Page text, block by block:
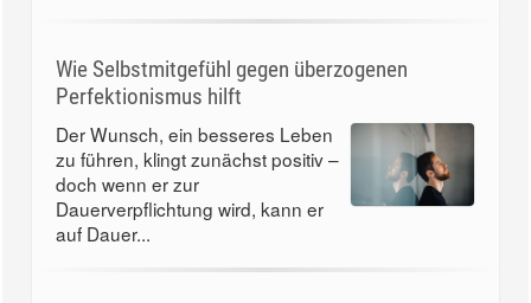
Wie Selbstmitgefühl gegen überzogenen
Perfektionismus hilft
Der Wunsch, ein besseres Leben
zu führen, klingt zunächst positiv –
doch wenn er zur
Dauerverpflichtung wird, kann er
auf Dauer...